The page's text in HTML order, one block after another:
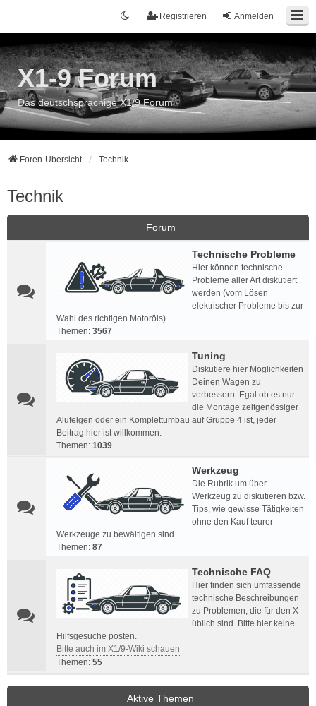
Anmelden
Registrieren
X1-9 Forum
Das deutschsprachige X1/9 Forum
Foren-Übersicht Technik
Technik
Forum
Technische Probleme
Hier können technische
Probleme aller Art diskutiert
werden (vom Lösen
elektrischer Probleme bis zur
Wahl des richtigen Motoröls)
Themen: 3567
Tuning
Diskutiere hier Möglichkeiten
Deinen Wagen zu
verbessern. Egal ob es nur
die Montage zeitgenössiger
Alufelgen oder ein Komplettumbau auf Gruppe 4 ist, jeder
Beitrag hier ist willkommen.
Themen: 1039
Werkzeug
Die Rubrik um über
Werkzeug zu diskutieren bzw.
Tips, wie gewisse Tätigkeiten
ohne den Kauf teurer
Werkzeuge zu bewältigen sind.
Themen: 87
Technische FAQ
Hier finden sich umfassende
technische Beschreibungen
zu Problemen, die für den X
üblich sind. Bitte hier keine
Hilfsgesuche posten.
Bitte auch im X1/9-Wiki schauen
Themen: 55
Aktive Themen